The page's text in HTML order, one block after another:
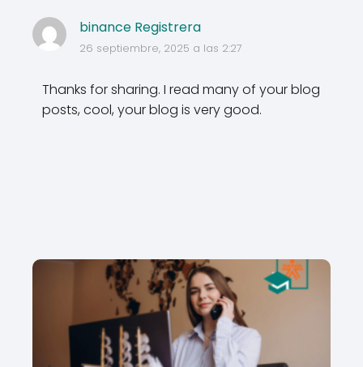
binance Registrera
26 septiembre, 2025 a las 2:27
Thanks for sharing. I read many of your blog
posts, cool, your blog is very good.